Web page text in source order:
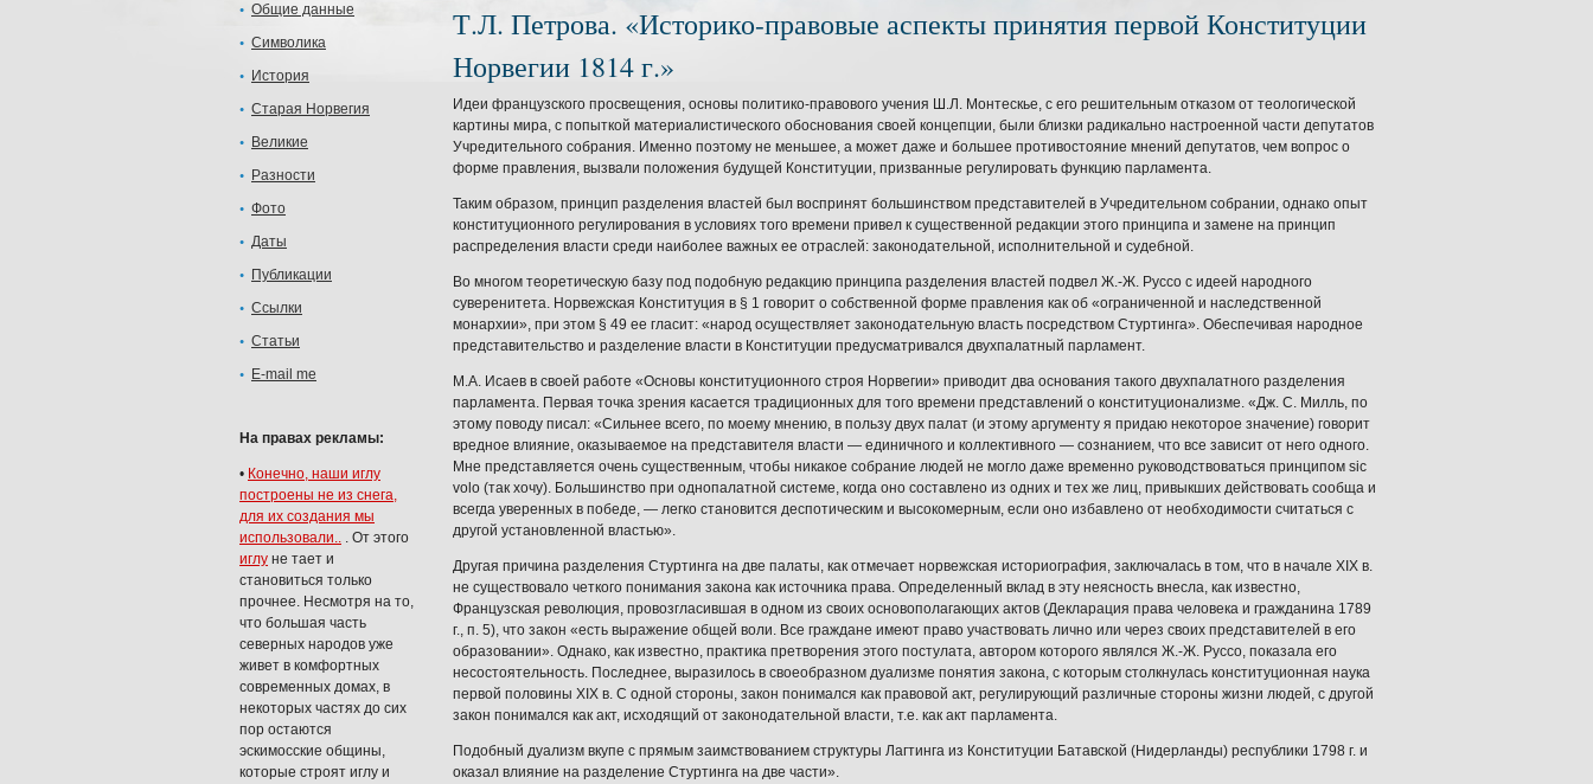
Общие данные
Символика
История
Старая Норвегия
Великие
Разности
Фото
Даты
Публикации
Ссылки
Статьи
E-mail me
На правах рекламы:
• Конечно, наши иглу
построены не из снега,
для их создания мы
использовали.. . От этого
иглу не тает и
становиться только
прочнее. Несмотря на то,
что большая часть
северных народов уже
живет в комфортных
современных домах, в
некоторых частях до сих
пор остаются
эскимосские общины,
которые строят иглу и
Т.Л. Петрова. «Историко-правовые аспекты принятия первой Конституции
Норвегии 1814 г.»
Идеи французского просвещения, основы политико-правового учения Ш.Л. Монтескье, с его решительным отказом от теологической
картины мира, с попыткой материалистического обоснования своей концепции, были близки радикально настроенной части депутатов
Учредительного собрания. Именно поэтому не меньшее, а может даже и большее противостояние мнений депутатов, чем вопрос о
форме правления, вызвали положения будущей Конституции, призванные регулировать функцию парламента.
Таким образом, принцип разделения властей был воспринят большинством представителей в Учредительном собрании, однако опыт
конституционного регулирования в условиях того времени привел к существенной редакции этого принципа и замене на принцип
распределения власти среди наиболее важных ее отраслей: законодательной, исполнительной и судебной.
Во многом теоретическую базу под подобную редакцию принципа разделения властей подвел Ж.-Ж. Руссо с идеей народного
суверенитета. Норвежская Конституция в § 1 говорит о собственной форме правления как об «ограниченной и наследственной
монархии», при этом § 49 ее гласит: «народ осуществляет законодательную власть посредством Стуртинга». Обеспечивая народное
представительство и разделение власти в Конституции предусматривался двухпалатный парламент.
М.А. Исаев в своей работе «Основы конституционного строя Норвегии» приводит два основания такого двухпалатного разделения
парламента. Первая точка зрения касается традиционных для того времени представлений о конституционализме. «Дж. С. Милль, по
этому поводу писал: «Сильнее всего, по моему мнению, в пользу двух палат (и этому аргументу я придаю некоторое значение) говорит
вредное влияние, оказываемое на представителя власти — единичного и коллективного — сознанием, что все зависит от него одного.
Мне представляется очень существенным, чтобы никакое собрание людей не могло даже временно руководствоваться принципом sic
volo (так хочу). Большинство при однопалатной системе, когда оно составлено из одних и тех же лиц, привыкших действовать сообща и
всегда уверенных в победе, — легко становится деспотическим и высокомерным, если оно избавлено от необходимости считаться с
другой установленной властью».
Другая причина разделения Стуртинга на две палаты, как отмечает норвежская историография, заключалась в том, что в начале XIX в.
не существовало четкого понимания закона как источника права. Определенный вклад в эту неясность внесла, как известно,
Французская революция, провозгласившая в одном из своих основополагающих актов (Декларация права человека и гражданина 1789
г., п. 5), что закон «есть выражение общей воли. Все граждане имеют право участвовать лично или через своих представителей в его
образовании». Однако, как известно, практика претворения этого постулата, автором которого являлся Ж.-Ж. Руссо, показала его
несостоятельность. Последнее, выразилось в своеобразном дуализме понятия закона, с которым столкнулась конституционная наука
первой половины XIX в. С одной стороны, закон понимался как правовой акт, регулирующий различные стороны жизни людей, с другой
закон понимался как акт, исходящий от законодательной власти, т.е. как акт парламента.
Подобный дуализм вкупе с прямым заимствованием структуры Лагтинга из Конституции Батавской (Нидерланды) республики 1798 г. и
оказал влияние на разделение Стуртинга на две части».